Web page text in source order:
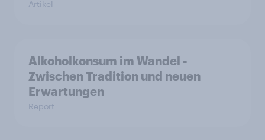
Artikel
Alkoholkonsum im Wandel​ -
Zwischen Tradition und neuen
Erwartungen
Report